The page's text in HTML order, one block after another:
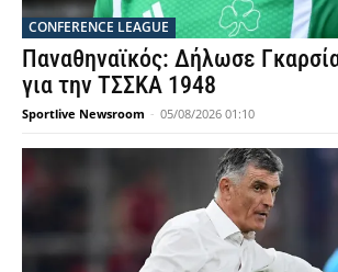
CONFERENCE LEAGUE
Παναθηναϊκός: Δήλωσε
για την ΤΣΣΚΑ 1948
Sportlive Newsroom - 05/08/2026 01:10